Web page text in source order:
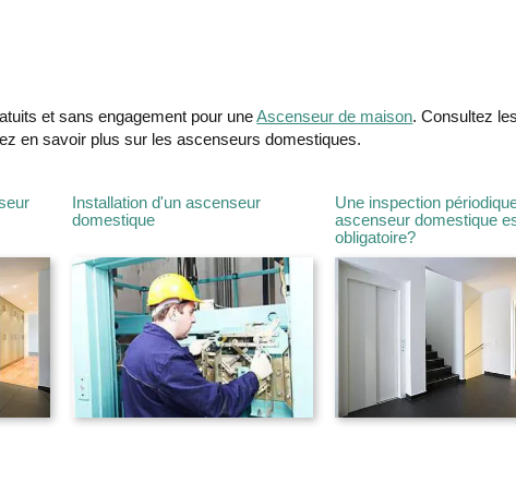
et sans engagement pour uneAscenseur de maison. Consultez
en savoir plus sur les ascenseurs domestiques.
Installation d'un ascenseur
domestique
Une inspection
ascenseur domestique
obligatoire?